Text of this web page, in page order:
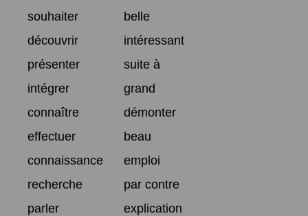
souhaiter
belle
découvrir
intéressant
présenter
suite à
intégrer
grand
connaître
démonter
effectuer
beau
connaissance
emploi
recherche
par contre
parler
explication